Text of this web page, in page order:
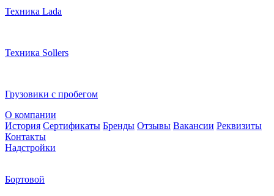
Техника Lada
Техника Sollers
Грузовики с пробегом
О компании
История Сертификаты Бренды Отзывы Вакансии Реквизиты
Контакты
Надстройки
Бортовой